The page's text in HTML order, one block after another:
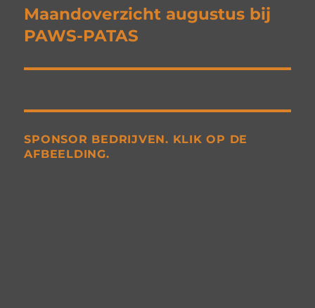
Next
post:
Maandoverzicht augustus bij
PAWS-PATAS
SPONSOR BEDRIJVEN. KLIK OP DE
AFBEELDING.